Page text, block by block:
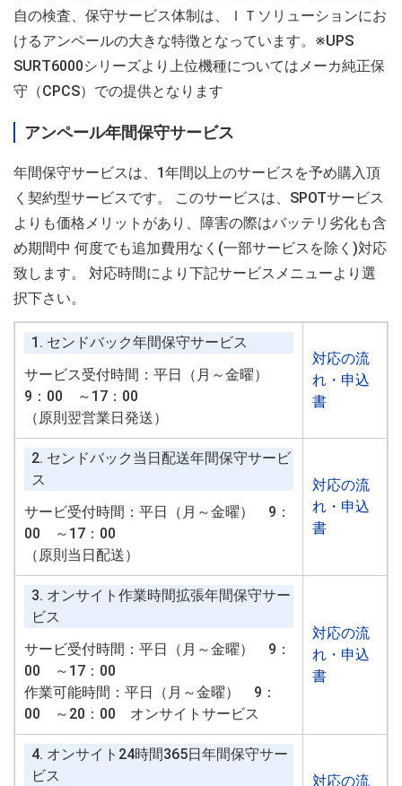
自の検査、保守サービス体制は、ＩＴソリューションにお
けるアンペールの大きな特徴となっています。※UPS
SURT6000シリーズより上位機種についてはメーカ純正保
守（CPCS）での提供となります
アンペール年間保守サービス
年間保守サービスは、1年間以上のサービスを予め購入頂
く契約型サービスです。 このサービスは、SPOTサービス
よりも価格メリットがあり、障害の際はバッテリ劣化も含
め期間中 何度でも追加費用なく(一部サービスを除く)対応
致します。 対応時間により下記サービスメニューより選
択下さい。
1. センドバック年間保守サービス
サービス受付時間：平日（月～金曜）
9：00 ～17：00
（原則翌営業日発送）
対応の流
れ・申込
書
2. センドバック当日配送年間保守サービ
ス
サービ受付時間：平日（月～金曜） 9：
00 ～17：00
（原則当日配送）
対応の流
れ・申込
書
3. オンサイト作業時間拡張年間保守サー
ビス
サービ受付時間：平日（月～金曜） 9：
00 ～17：00
作業可能時間：平日（月～金曜） 9：
00 ～20：00 オンサイトサービス
対応の流
れ・申込
書
4. オンサイト24時間365日年間保守サー
ビス
対応の流